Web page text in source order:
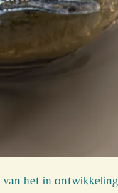
van het in